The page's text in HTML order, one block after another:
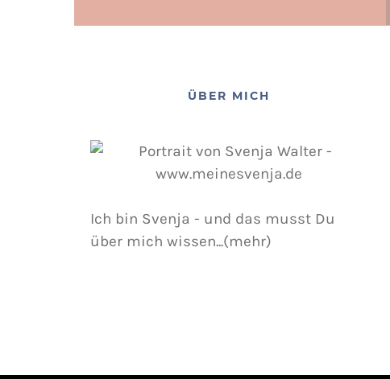
ÜBER MICH
Ich bin Svenja - und das musst Du
über mich wissen...(mehr)